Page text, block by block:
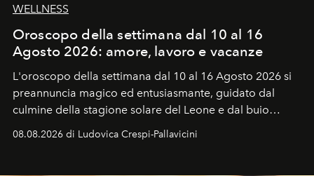
WELLNESS
Oroscopo della settimana dal 10 al 16
Agosto 2026: amore, lavoro e vacanze
L'oroscopo della settimana dal 10 al 16 Agosto 2026 si
preannuncia magico ed entusiasmante, guidato dal
culmine della stagione solare del Leone e dal buio
ideale per la notte delle Perseidi.
08.08.2026 di Ludovica Crespi-Pallavicini